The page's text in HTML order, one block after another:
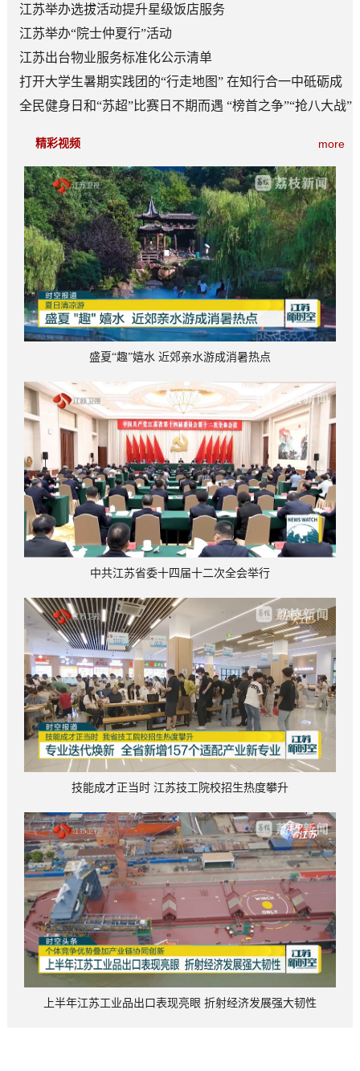
江苏举办选拔活动提升星级饭店服务
江苏举办“院士仲夏行”活动
江苏出台物业服务标准化公示清单
打开大学生暑期实践团的“行走地图” 在知行合一中砥砺成
长
全民健身日和“苏超”比赛日不期而遇 “榜首之争”“抢八大战”
more
精彩视频
盛夏“趣”嬉水 近郊亲水游成消暑热点
中共江苏省委十四届十二次全会举行
技能成才正当时 江苏技工院校招生热度攀升
上半年江苏工业品出口表现亮眼 折射经济发展强大韧性